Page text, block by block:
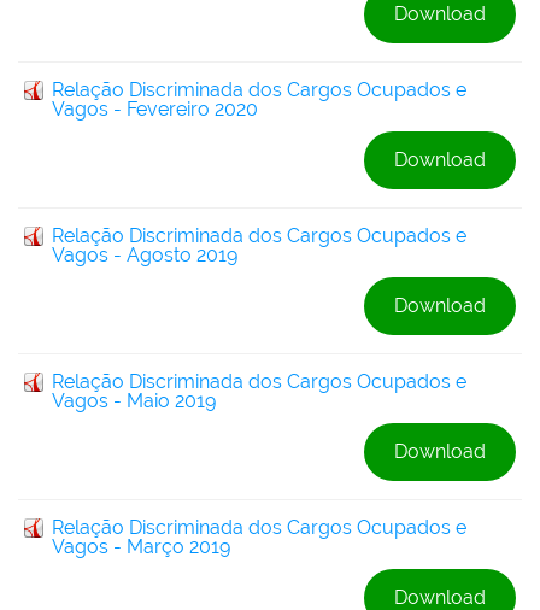
Download
Relação Discriminada dos Cargos Ocupados e
Vagos - Fevereiro 2020
Download
Relação Discriminada dos Cargos Ocupados e
Vagos - Agosto 2019
Download
Relação Discriminada dos Cargos Ocupados e
Vagos - Maio 2019
Download
Relação Discriminada dos Cargos Ocupados e
Vagos - Março 2019
Download